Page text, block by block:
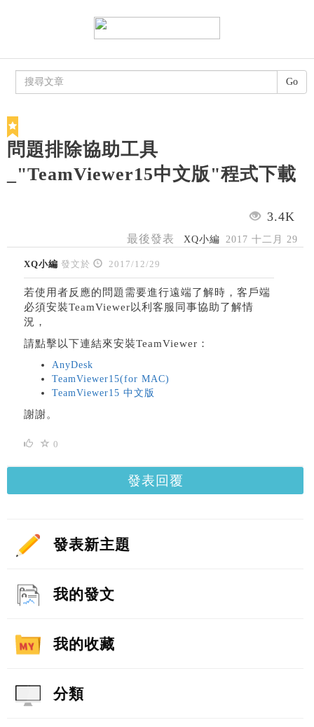
問題排除協助工具
_"TeamViewer15中文版"程式下載
3.4K
最後發表 XQ小編 2017 十二月 29
XQ小編 發文於 2017/12/29
若使用者反應的問題需要進行遠端了解時，客戶端
必須安裝TeamViewer以利客服同事協助了解情
況，
請點擊以下連結來安裝TeamViewer：
AnyDesk
TeamViewer15(for MAC)
TeamViewer15 中文版
謝謝。
0
發表回覆
Go
發表新主題
我的發文
我的收藏
分類